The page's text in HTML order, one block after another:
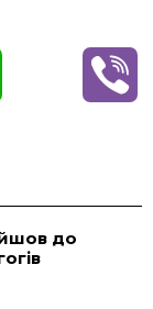
t
до